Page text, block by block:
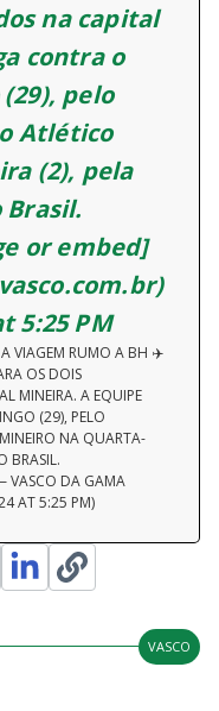
na capital
contra o
pelo
Atlético
(2), pela
Brasil.
or embed]
5:25 PM
VIAGEM RUMO A BH ✈️
OS DOIS
MINEIRA. A EQUIPE
(29), PELO
NA QUARTA-
BRASIL.
VASCO DA GAMA
AT 5:25 PM)
VASCO